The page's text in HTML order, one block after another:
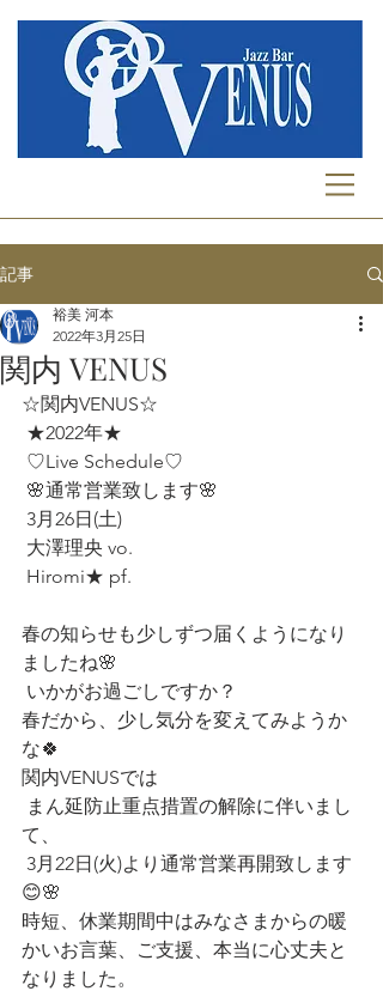
記事
関内 VENUS
裕美 河本
2022年3月25日
☆関内VENUS☆
★2022年★
♡Live Schedule♡
🌸通常営業致します🌸
3月26日(土)
大澤理央 vo.
Hiromi★ pf.
春の知らせも少しずつ届くようになり
ましたね🌸
いかがお過ごしですか？
春だから、少し気分を変えてみようか
な🍀
関内VENUSでは
て、
😊🌸
時短、休業期間中はみなさまからの暖
かいお言葉、ご支援、本当に心丈夫と
なりました。